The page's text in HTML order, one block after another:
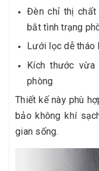
Đèn chỉ thị chất
bắt tình trạng
Lưới lọc dễ tháo
Kích thước vừa
phòng
Thiết kế này phù
bảo không khí
gian sống.